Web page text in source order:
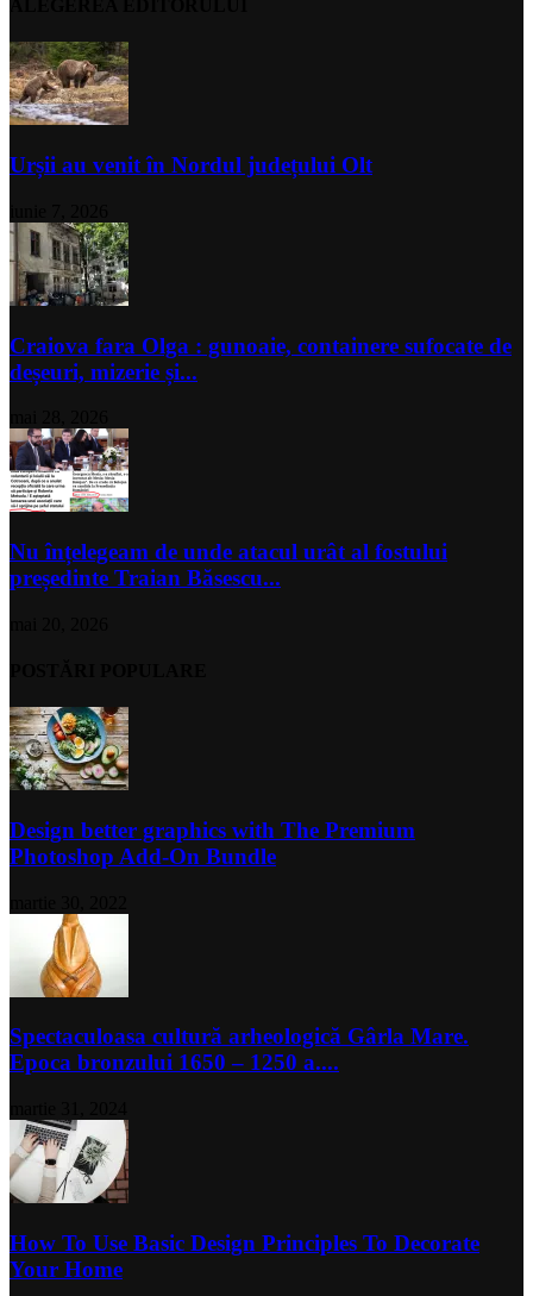
Urșii au venit în Nordul județului Olt
Craiova fara Olga : gunoaie, containere sufocate de
deșeuri, mizerie și...
Nu înțelegeam de unde atacul urât al fostului
președinte Traian Băsescu...
Design better graphics with The Premium
Photoshop Add-On Bundle
Spectaculoasa cultură arheologică Gârla Mare.
Epoca bronzului 1650 – 1250 a....
How To Use Basic Design Principles To Decorate
Your Home